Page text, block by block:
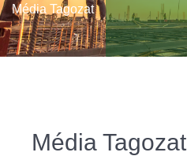
Média Tagozat
Média Tagozat